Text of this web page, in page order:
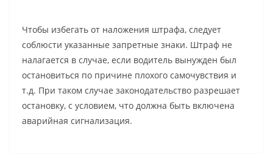
Чтобы избегать от наложения штрафа, следует
соблюсти указанные запретные знаки. Штраф не
налагается в случае, если водитель вынужден был
остановиться по причине плохого самочувствия и
т.д. При таком случае законодательство разрешает
остановку, с условием, что должна быть включена
аварийная сигнализация.